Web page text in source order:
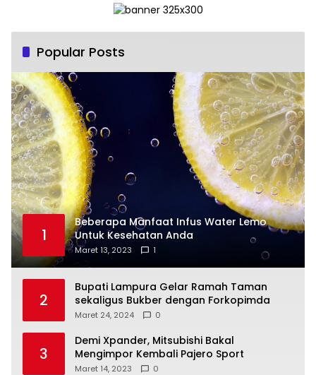
Popular Posts
1
Beberapa Manfaat Infus Water Lemo
Untuk Kesehatan Anda
Maret 13, 2023 1
2
Bupati Lampura Gelar Ramah Taman
sekaligus Bukber dengan Forkopimda
Maret 24, 2024 0
3
Demi Xpander, Mitsubishi Bakal
Mengimpor Kembali Pajero Sport
Maret 14, 2023 0